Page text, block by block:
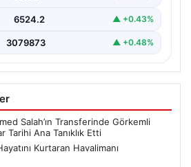
6524.2 ▲ +0.43%
3079873 ▲ +0.48%
Salah’ın Transferinde Görkemli
Tarihi Ana Tanıklık Etti
Kurtaran Havalimanı